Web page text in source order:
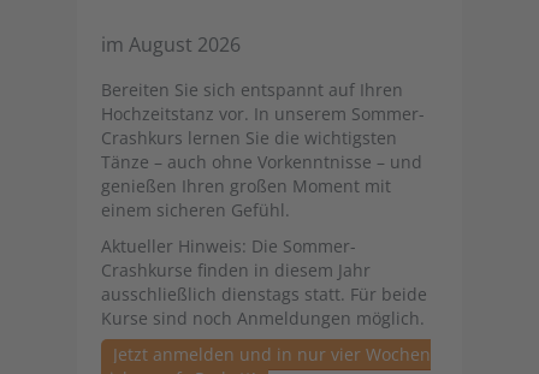
im August 2026
Bereiten Sie sich entspannt auf Ihren
Hochzeitstanz vor. In unserem Sommer-
Crashkurs lernen Sie die wichtigsten
Tänze – auch ohne Vorkenntnisse – und
genießen Ihren großen Moment mit
einem sicheren Gefühl.
Aktueller Hinweis: Die Sommer-
Crashkurse finden in diesem Jahr
ausschließlich dienstags statt. Für beide
Kurse sind noch Anmeldungen möglich.
Jetzt anmelden und in nur vier Wochen